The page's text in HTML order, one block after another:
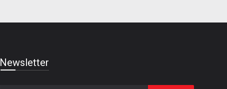
Newsletter